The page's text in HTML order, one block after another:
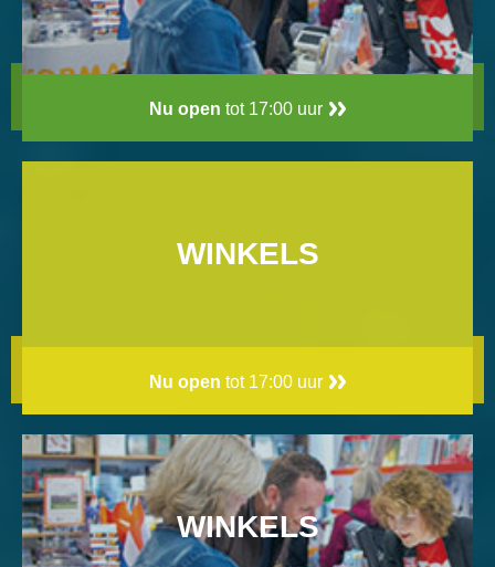
Nu open tot 17:00 uur
WINKELS
Nu open tot 17:00 uur
WINKELS